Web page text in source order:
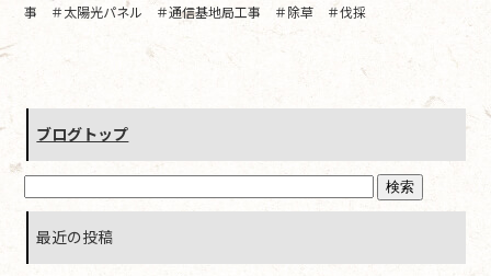
事 ＃太陽光パネル ＃通信基地局工事 ＃除草 ＃伐採
ブログトップ
最近の投稿